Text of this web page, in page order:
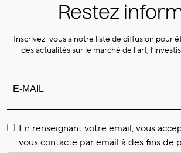
Restez
Inscrivez-vous à notre liste de diffusion pour
des actualités sur le marché de l'art,
En renseignant votre email, vous
vous contacte par email à des fins de